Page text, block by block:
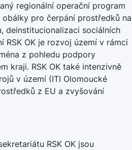
regionální operační program
pro čerpání prostředků na
deinstitucionalizaci sociálních
RSK OK je rozvoj území v rámci
z pohledu podpory
kraji. RSK OK také intenzivně
v území (ITI Olomoucké
z EU a zvyšování
RSK OK jsou